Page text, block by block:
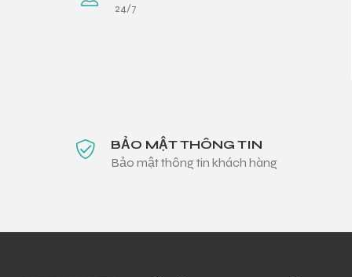
24/7
BẢO MẬT THÔNG TIN
Bảo mật thông tin khách hàng